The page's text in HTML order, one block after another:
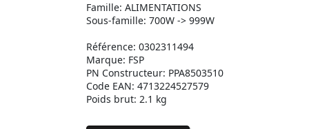
Famille: ALIMENTATIONS
Sous-famille: 700W -> 999W
Référence: 0302311494
Marque: FSP
PN Constructeur: PPA8503510
Code EAN: 4713224527579
Poids brut: 2.1 kg